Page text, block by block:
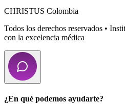
CHRISTUS Colombia
Todos los derechos reservados •
con la excelencia médica
¿En qué podemos ayudarte?